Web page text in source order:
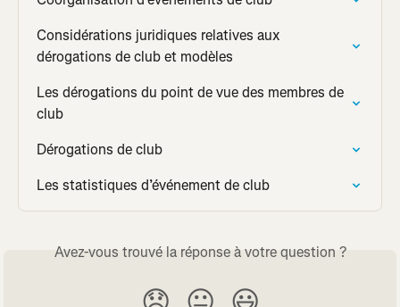
Considérations juridiques relatives aux
dérogations de club et modèles
Les dérogations du point de vue des membres de
club
Dérogations de club
Les statistiques d’événement de club
Avez-vous trouvé la réponse à votre question ?